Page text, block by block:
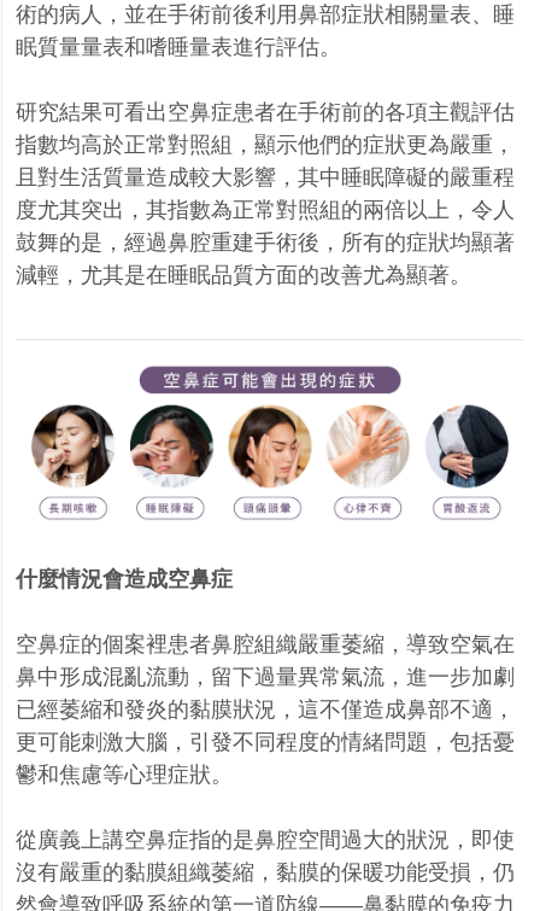
術的病人，並在手術前後利用鼻部症狀相關量表、睡
眠質量量表和嗜睡量表進行評估。
研究結果可看出空鼻症患者在手術前的各項主觀評估
指數均高於正常對照組，顯示他們的症狀更為嚴重，
且對生活質量造成較大影響，其中睡眠障礙的嚴重程
度尤其突出，其指數為正常對照組的兩倍以上，令人
鼓舞的是，經過鼻腔重建手術後，所有的症狀均顯著
減輕，尤其是在睡眠品質方面的改善尤為顯著。
什麼情況會造成空鼻症
空鼻症的個案裡患者鼻腔組織嚴重萎縮，導致空氣在
鼻中形成混亂流動，留下過量異常氣流，進一步加劇
已經萎縮和發炎的黏膜狀況，這不僅造成鼻部不適，
更可能刺激大腦，引發不同程度的情緒問題，包括憂
鬱和焦慮等心理症狀。
從廣義上講空鼻症指的是鼻腔空間過大的狀況，即使
沒有嚴重的黏膜組織萎縮，黏膜的保暖功能受損，仍
然會導致呼吸系統的第一道防線——鼻黏膜的免疫力